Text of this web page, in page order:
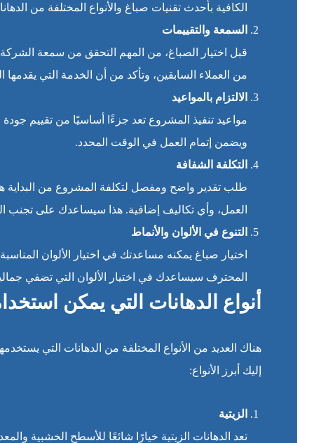
الكافية بأحدث تقنيات صباغ والأنواع المختلفة من
السمعة والتقييمات
قبل اختيار الصباغ، من المهم التحقق من سمعة
من العملاء السابقين، وتأكد من أن الخدمة التي يقدمها
الالتزام بالمواعيد
مواعيد تنفيذ المشروع تعد جزءًا أساسيًا من تقييم جودة
ويضمن إتمام العمل في الوقت المحدد.
التكلفة الشفافة
طلب تقدير واضح ومفصل لتكلفة المشروع من البداية
العمل، وأي تكاليف إضافية. هذا سيساعدك على تجنب
التنوع في الألوان والأنماط
اختيار صباغ يمكنه مساعدتك في اختيار الألوان
المحترف سيساعدك في اختيار الألوان التي تضفي
أنواع الدهانات التي يمكن
هناك العديد من الأنواع المختلفة من الدهانات التي
إليك أبرز الأنواع:
الزيتية
تعد الدهانات الزيتية خيارًا شائعًا للأسطح الخشبية